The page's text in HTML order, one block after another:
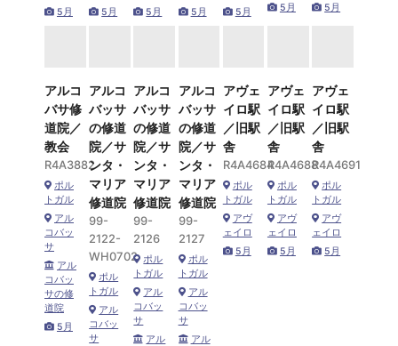
5月
5月
5月
5月
5月
5月
5月
アルコ
バサ修
道院／
教会
R4A3882
ポル
トガル
アル
コバッ
サ
アル
コバッ
サの修
道院
5月
アルコ
バッサ
の修道
院／サ
ンタ・
マリア
修道院
99-
2122-
WH0702
ポル
トガル
アル
コバッ
サ
アルコ
バッサ
の修道
院／サ
ンタ・
マリア
修道院
99-
2126
ポル
トガル
アル
コバッ
サ
アル
アルコ
バッサ
の修道
院／サ
ンタ・
マリア
修道院
99-
2127
ポル
トガル
アル
コバッ
サ
アル
アヴェ
イロ駅
／旧駅
舎
R4A4684
ポル
トガル
アヴ
ェイロ
5月
アヴェ
イロ駅
／旧駅
舎
R4A4688
ポル
トガル
アヴ
ェイロ
5月
アヴェ
イロ駅
／旧駅
舎
R4A4691
ポル
トガル
アヴ
ェイロ
5月